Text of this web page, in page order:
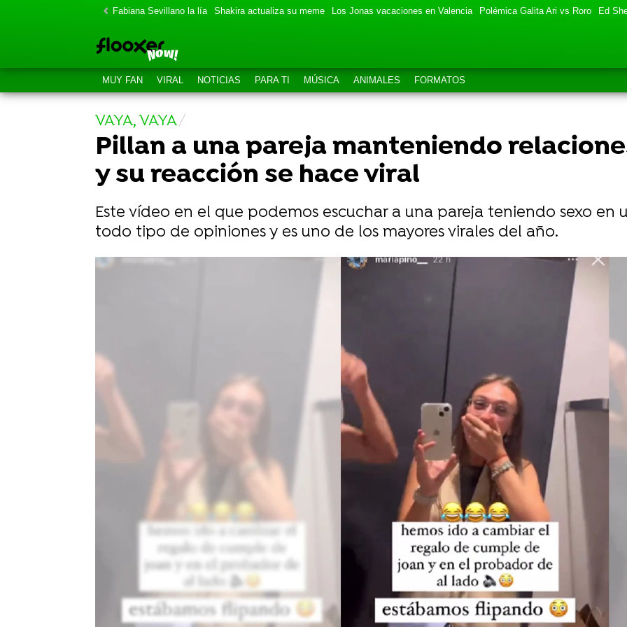
Fabiana Sevillano la lía Shakira actualiza su meme Los Jonas vacaciones en Valencia Polémica Galita Ari vs Roro Ed
MUY FAN VIRAL NOTICIAS PARA TI MÚSICA ANIMALES FORMATOS
VAYA, VAYA
Pillan a una pareja manteniendo
y su reacción se hace viral
Este vídeo en el que podemos escuchar a una pareja teniendo sexo
todo tipo de opiniones y es uno de los mayores virales del año.
El astuto truco de un hombre para evitar que le roben en los Sanfermines que ha
Juan Carrasco
WhatsappFacebook
Todos los días nos topamos en internet con cosas insólitas. En las
últimas horas, una de estas cosas se ha hechomegaviral.